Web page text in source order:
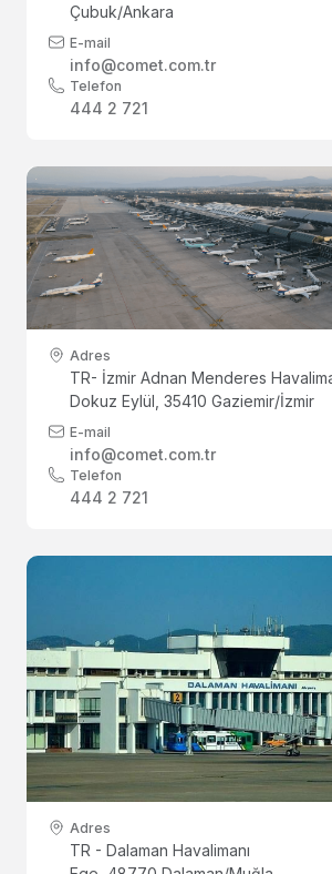
Çubuk/Ankara
E-mail
info@comet.com.tr
Telefon
444 2 721
Adres
TR- İzmir Adnan Menderes
Dokuz Eylül, 35410 Gaziemir/İzmir
E-mail
info@comet.com.tr
Telefon
444 2 721
Adres
TR - Dalaman Havalimanı